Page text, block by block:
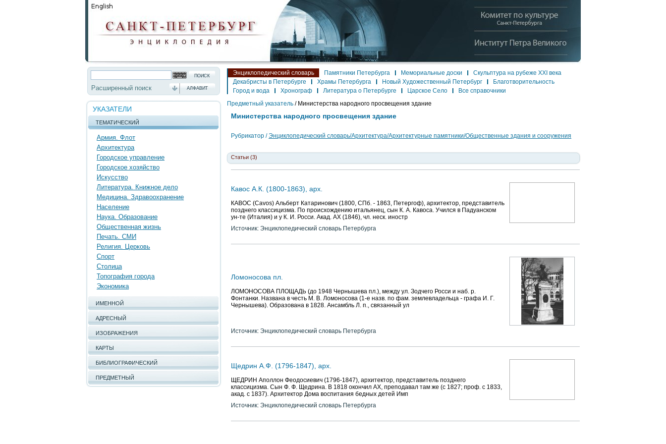
Расширенный поиск АЛФАВИТ
УКАЗАТЕЛИ
ТЕМАТИЧЕСКИЙ
Армия. Флот
Архитектура
Городское управление
Городское хозяйство
Искусство
Литература. Книжное дело
Медицина. Здравоохранение
Население
Наука. Образование
Общественная жизнь
Печать. СМИ
Религия. Церковь
Спорт
Столица
Топография города
Экономика
ИМЕННОЙ
АДРЕСНЫЙ
ИЗОБРАЖЕНИЯ
КАРТЫ
БИБЛИОГРАФИЧЕСКИЙ
ПРЕДМЕТНЫЙ
Энциклопедический словарь Памятники Петербурга Мемориальные доски
Скульптура на рубеже XXI века
Декабристы в Петербурге
Храмы Петербурга Новый Художественный Петербург
Благотворительность
Город и вода
Хронограф Литература о Петербурге Царское Село
Все справочники
Предметный указатель / Министерства народного просвещения здание
Министерства народного просвещения здание
Рубрикатор / Энциклопедический словарь/Архитектура/Архитектурные памятники/Общественные здания и сооружения
Статьи (3)
Кавос А.К. (1800-1863), арх.
КАВОС (Cavos) Альберт Катаринович (1800, СПб. - 1863, Петергоф), архитектор, представитель
позднего классицизма. По происхождению итальянец, сын К. А. Кавоса. Учился в Падуанском
ун-те (Италия) и у К. И. Росси. Акад. АХ (1846), чл. неск. иностр
Источник: Энциклопедический словарь Петербурга
Ломоносова пл.
ЛОМОНОСОВА ПЛОЩАДЬ (до 1948 Чернышева пл.), между ул. Зодчего Росси и наб. р.
Фонтанки. Названа в честь М. В. Ломоносова (1-е назв. по фам. землевладельца - графа И. Г.
Чернышева). Образована в 1828. Ансамбль Л. п., связанный ул
Источник: Энциклопедический словарь Петербурга
Щедрин А.Ф. (1796-1847), арх.
ЩЕДРИН Аполлон Феодосиевич (1796-1847), архитектор, представитель позднего
классицизма. Сын Ф. Ф. Щедрина. В 1818 окончил АХ, преподавал там же (с 1827; проф. с 1833,
акад. с 1837). Архитектор Дома воспитания бедных детей Имп
Источник: Энциклопедический словарь Петербурга